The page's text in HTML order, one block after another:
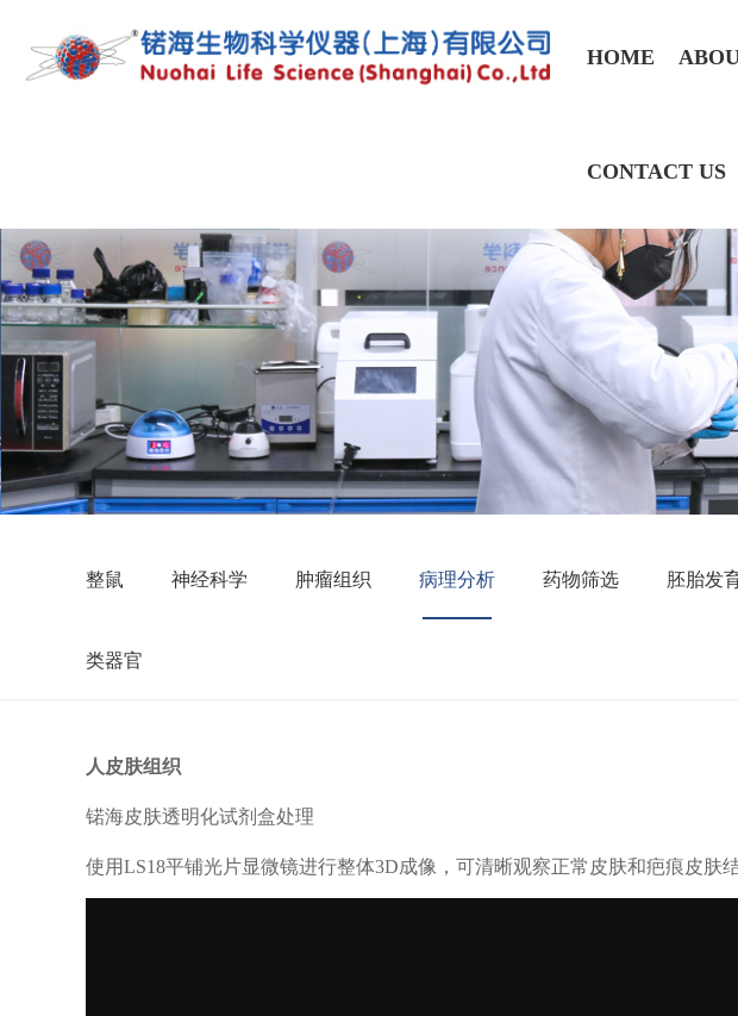
HOME
CONTACT US
整鼠 神经科学 肿瘤组织 病理分析 药物筛选 胚胎发
类器官
人皮肤组织
锘海皮肤透明化试剂盒处理
使用LS18平铺光片显微镜进行整体3D成像，可清晰观察正常皮肤和疤痕皮肤